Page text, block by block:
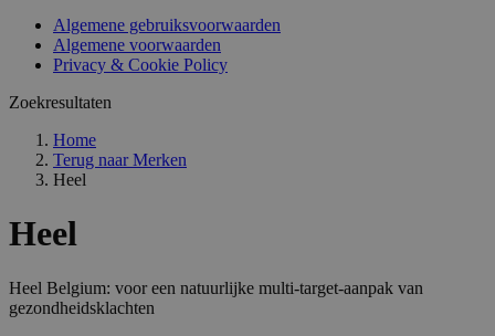
Algemene gebruiksvoorwaarden
Algemene voorwaarden
Privacy & Cookie Policy
Zoekresultaten
Home
Terug naar Merken
Heel
Heel
Heel Belgium: voor een natuurlijke multi-target-aanpak van
gezondheidsklachten